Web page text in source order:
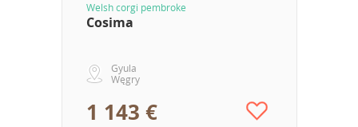
Welsh corgi pembroke
Cosima
Gyula
Węgry
1 143 €